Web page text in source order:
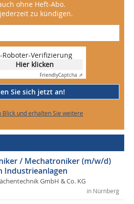
ohne Heft-Abo.
zu kündigen.
Roboter-Verifizierung
Hier klicken
FriendlyCaptcha ⇗
Sie sich jetzt an!
Blick und erhalten Sie weitere
/ Mechatroniker (m/w/d)
Industrieanlagen
GmbH & Co. KG
in Nürnberg